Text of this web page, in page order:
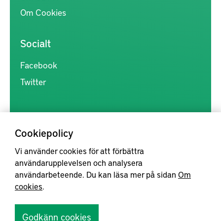
Cookiepolicy
Vi använder cookies för att förbättra
användarupplevelsen och analysera
användarbeteende. Du kan läsa mer på sidan Om
cookies.
Godkänn cookies
Om Cookies
Socialt
Facebook
Twitter
Kunskapsförmedlingen är en samlingsplats för svensk forskning
inom produkt- och produktionsutveckling, med syftet att göra
forskningsresultat mer tillgängliga för industrin, samt att stärka
samverkan mellan högskolor, institut och näringsliv.